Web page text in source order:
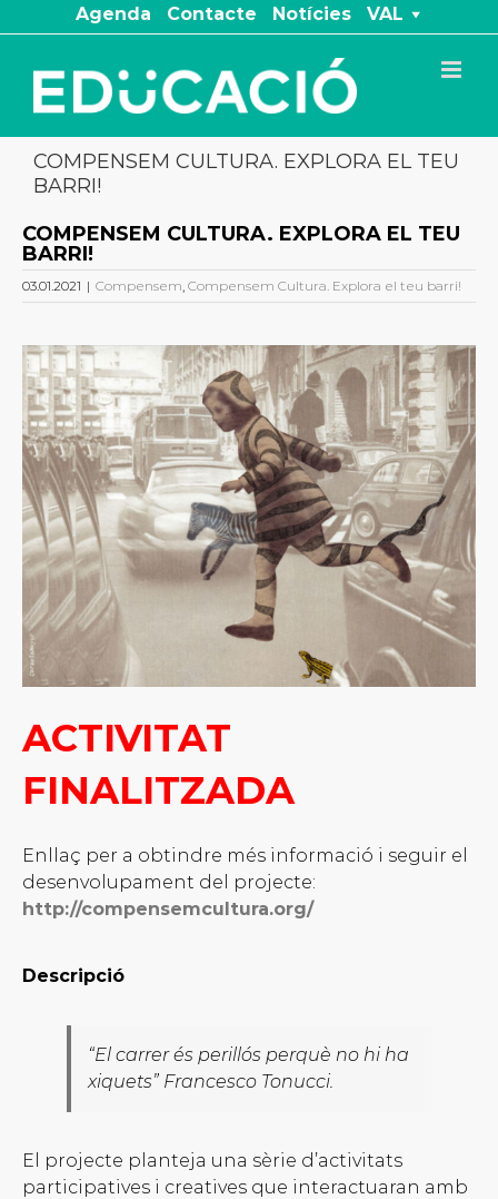
to
content
Agenda Contacte Notícies VAL
COMPENSEM CULTURA. EXPLORA EL TEU
BARRI!
COMPENSEM CULTURA. EXPLORA EL TEU
BARRI!
03.01.2021 | Compensem, Compensem Cultura. Explora el teu barri!
ACTIVITAT
FINALITZADA
Enllaç per a obtindre més informació i seguir el
desenvolupament del projecte:
http://compensemcultura.org/
Descripció
“El carrer és perillós perquè no hi ha
xiquets” Francesco Tonucci.
El projecte planteja una sèrie d’activitats
participatives i creatives que interactuaran amb